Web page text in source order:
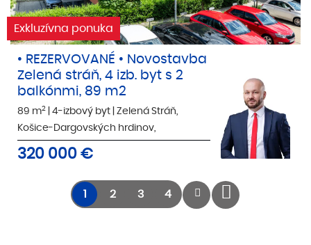
Exkluzívna ponuka
• REZERVOVANÉ • Novostavba
Zelená stráň, 4 izb. byt s 2
balkónmi, 89 m2
89 m2 4-izbový byt
Zelená Stráň,
Košice-Dargovských hrdinov,
320 000 €
1 2 3 4